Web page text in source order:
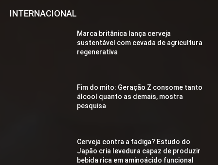
INTERNACIONAL
Marca britânica lança cerveja
sustentável com cevada de agricultura
regenerativa
Fim do mito: Geração Z consome tanto
álcool quanto as demais, mostra
pesquisa
Cerveja contra a fadiga? Estudo do
Japão cria levedura capaz de produzir
bebida rica em aminoácido funcional